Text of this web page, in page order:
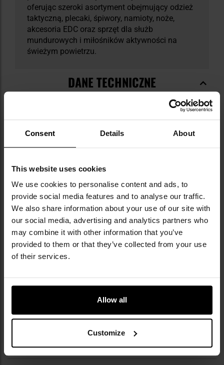
Consent Details About
This website uses cookies
We use cookies to personalise content and ads, to
provide social media features and to analyse our traffic.
We also share information about your use of our site with
our social media, advertising and analytics partners who
may combine it with other information that you’ve
provided to them or that they’ve collected from your use
of their services.
Allow all
Customize
oferując szeroki asortyment obejmujący odzież
taktyczną, plecaki, śpiwory, namioty, noże,
akcesoria EDC oraz sprzęt dla służb
mundurowych i miłośników aktywności na
świeżym powietrzu.
DANE TECHNICZNE
Więcej
informacji
Kolor główny
Olive
Materiał dodatkowy
Typ zawieszenia
1-punktowe
Długość
55-75 cm
EAN
4044633113412
OPINIE
WARTO DOKUPIĆ